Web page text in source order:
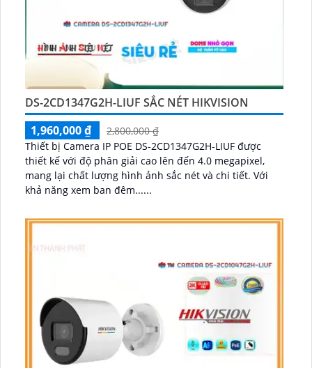
DS-2CD1347G2H-LIUF SẮC NÉT HIKVISION
1,960,000 ₫
2,800,000 ₫
Thiết bị Camera IP POE DS-2CD1347G2H-LIUF được
thiết kế với độ phân giải cao lên đến 4.0 megapixel,
mang lại chất lượng hình ảnh sắc nét và chi tiết. Với
khả năng xem ban đêm......